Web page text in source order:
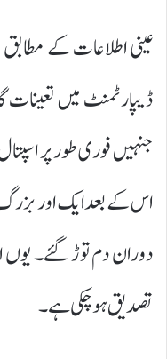
عینی اطلاعات کے مطابق
ڈیپارٹمنٹ میں تعینات
جنہیں فوری طور پر اسپتال
اس کے بعد ایک اور
دوران دم توڑ گئے۔
تصدیق ہو چکی ہے۔